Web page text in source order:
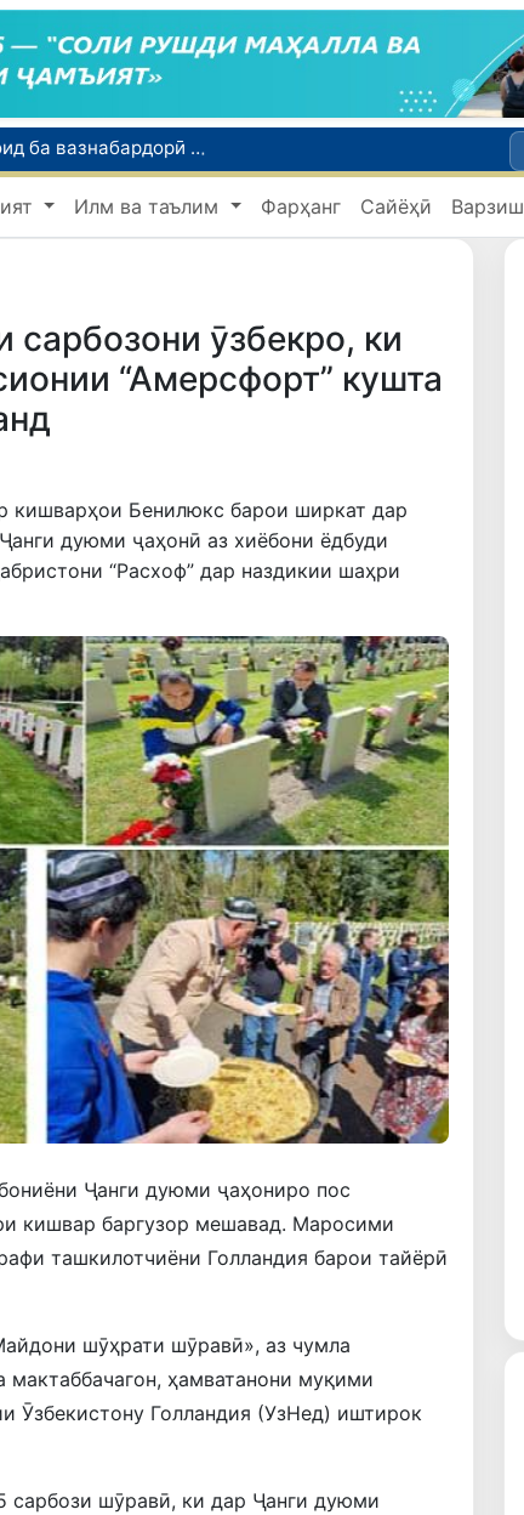
Шаҳрвандони Ӯзбекистон метавонанд дар доираи барномаи H-2A ба корҳои мавсимии кишоварзӣ дар ИМА сафарбар шаванд
Намояндагии Агентии муҳоҷират дар Москва моҳи июл ба зиёда аз 1,8 ҳазор шаҳрванди Ӯзбекистон кумак расонд
Дастаи мунтахаби Ӯзбекистон ба даври чорякниҳоии «Бозиҳои Оянда – 2026» дар Остона роҳ ёфт
Илм ва таълим Фарҳанг Сайёҳӣ Варзиш
ӯзбекро, ки
“Амерсфорт” кушта
кишварҳои Бенилюкс барои ширкат дар
дуюми ҷаҳонӣ аз хиёбони ёдбуди
“Расхоф” дар наздикии шаҳри
Ҷанги дуюми ҷаҳониро пос
кишвар баргузор мешавад. Маросими
ташкилотчиёни Голландия барои тайёрӣ
шӯҳрати шӯравӣ», аз чумла
ҳамватанони муқими
Ӯзбекистону Голландия (УзНед) иштирок
сарбози шӯравӣ, ки дар Ҷанги дуюми